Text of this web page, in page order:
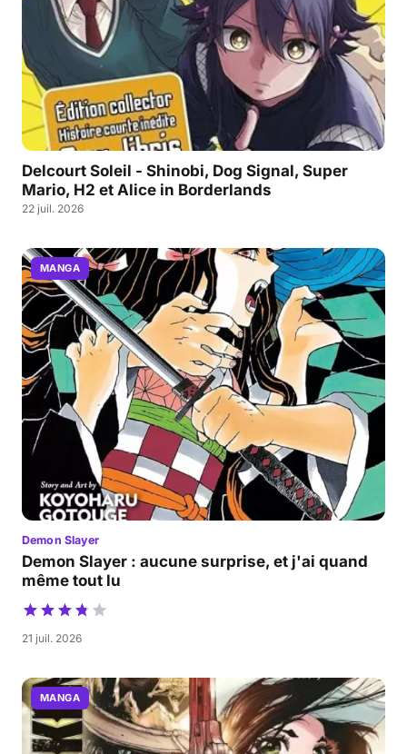
Delcourt Soleil - Shinobi, Dog Signal, Super
Mario, H2 et Alice in Borderlands
22 juil. 2026
MANGA
Demon Slayer
Demon Slayer : aucune surprise, et j'ai quand
même tout lu
21 juil. 2026
MANGA